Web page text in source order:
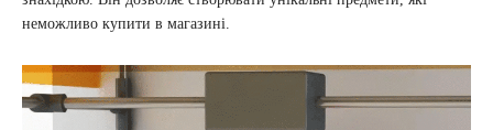
неможливо купити в магазині.